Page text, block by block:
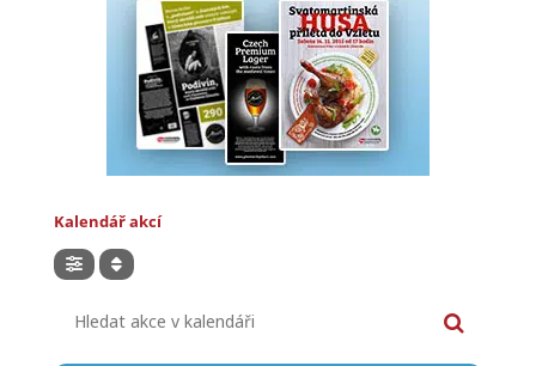
Kalendář akcí